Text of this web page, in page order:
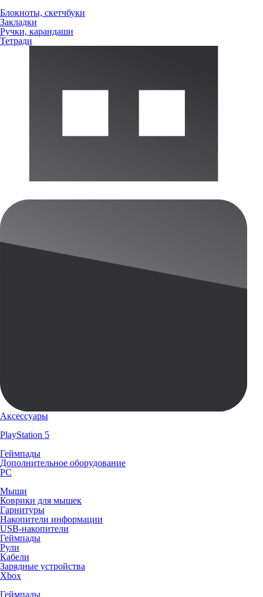
Блокноты, скетчбуки
Закладки
Ручки, карандаши
Тетради
Аксессуары
PlayStation 5
Геймпады
Дополнительное оборудование
PC
Мыши
Коврики для мышек
Гарнитуры
Накопители информации
USB-накопители
Геймпады
Рули
Кабели
Зарядные устройства
Xbox
Геймпады